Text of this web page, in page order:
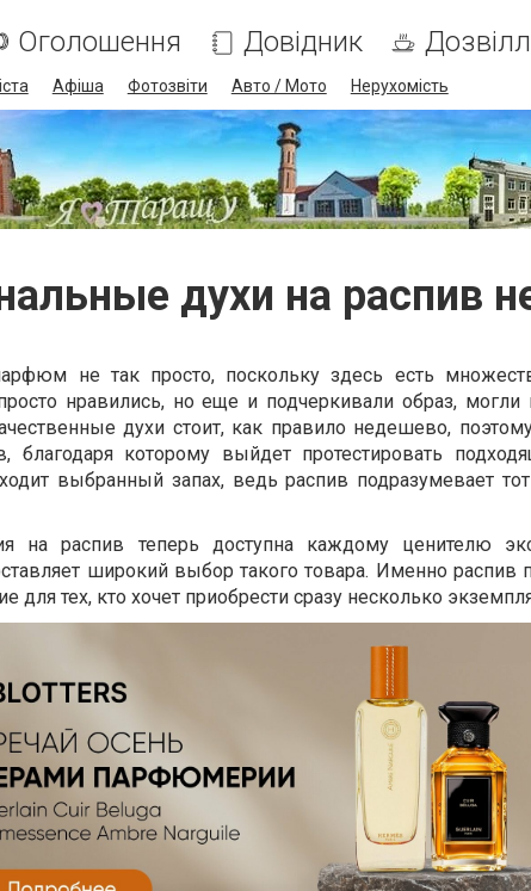
Оголошення Довідник
Афіша Фотозвіти Авто / Мото Нерухомість
духи на распив
не так просто, поскольку здесь есть
нравились, но еще и подчеркивали образ, могли
духи стоит, как правило недешево,
благодаря которому выйдет протестировать
выбранный запах, ведь распив подразумевает
на распив теперь доступна каждому ценителю
широкий выбор такого товара. Именно
для тех, кто хочет приобрести сразу несколько